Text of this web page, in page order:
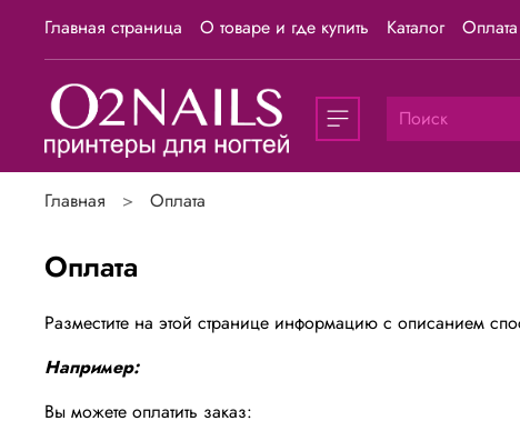
Главная страница О товаре и где купить Каталог
Главная Оплата
Оплата
Разместите на этой странице информацию с описанием
Например:
Вы можете оплатить заказ: